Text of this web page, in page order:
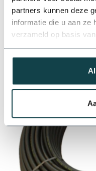
partners kunnen deze
informatie die u aan ze
verzameld op basis